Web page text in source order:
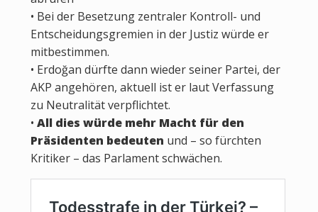
• Bei der Besetzung zentraler Kontroll- und
Entscheidungsgremien in der Justiz würde er
mitbestimmen.
• Erdoğan dürfte dann wieder seiner Partei, der
AKP angehören, aktuell ist er laut Verfassung
zu Neutralität verpflichtet.
• All dies würde mehr Macht für den
Präsidenten bedeuten und – so fürchten
Kritiker – das Parlament schwächen.